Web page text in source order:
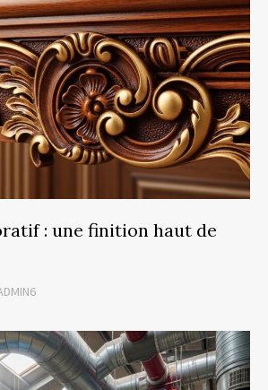
: une finition haut de